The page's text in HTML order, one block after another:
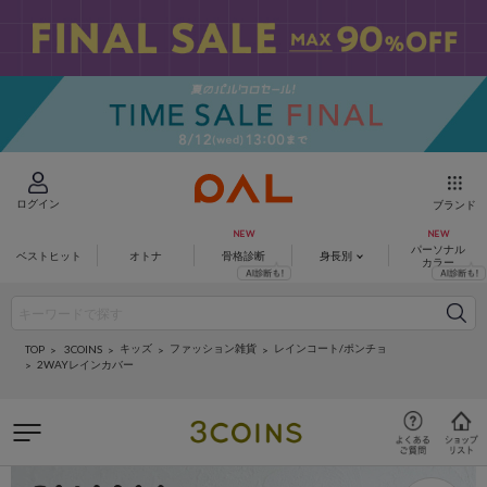
ログイン ブランド
ベストヒット オトナ 骨格診断 身長別
パーソナル
カラー
TOP 3COINS キッズ ファッション雑貨
レインコート/ポンチョ
2WAYレインカバー